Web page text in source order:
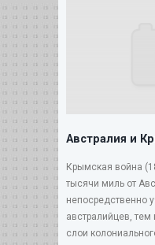
Австралия и
Крымская война
тысячи миль от
непосредственно
австралийцев,
слои